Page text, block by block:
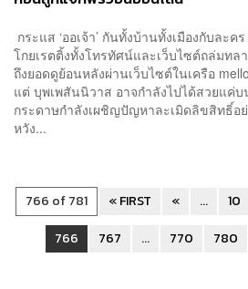
กระแส ‘ออเจ้า’ กันทั้งบ้านทั้งเมืองกับละ
โกยเรตติ้งทั้งโทรทัศน์และเว็บไซต์ถล่มทล
ถึงยอดดูย้อนหลังผ่านเว็บไซต์ในเครือ
แต่ บุพเพสันนิวาส อาจกำลังไปได้สวยแค่
กระดาษกำลังเผชิญปัญหาละเมิดลิขสิทธิ์อ
หวัง...
766 of 781 « FIRST « ... 10
766
767 ... 770 780